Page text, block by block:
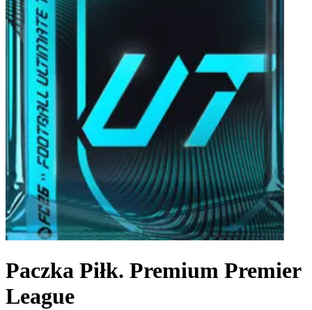
Paczka Piłk. Premium Premier
League